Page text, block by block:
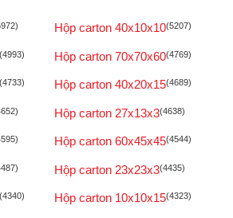
Hộp carton 40x10x10(5207)
(4993) Hộp carton 70x70x60(4769)
(4733) Hộp carton 40x20x15(4689)
Hộp carton 27x13x3(4638)
Hộp carton 60x45x45(4544)
Hộp carton 23x23x3(4435)
(4340) Hộp carton 10x10x15(4323)